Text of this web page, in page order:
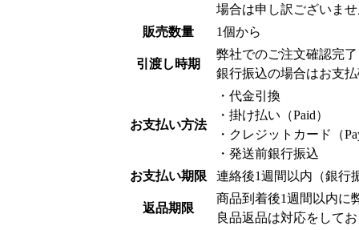
場合は申し訳ございま
販売数量
1個から
引渡し時期
弊社でのご注文確認完
銀行振込の場合はお支
お支払い方法
・代金引換
・掛け払い（Paid）
・クレジットカード（
・発送前銀行振込
お支払い期限
連絡後1週間以内（銀行
返品期限
商品到着後1週間以内に
良品返品は対応をして